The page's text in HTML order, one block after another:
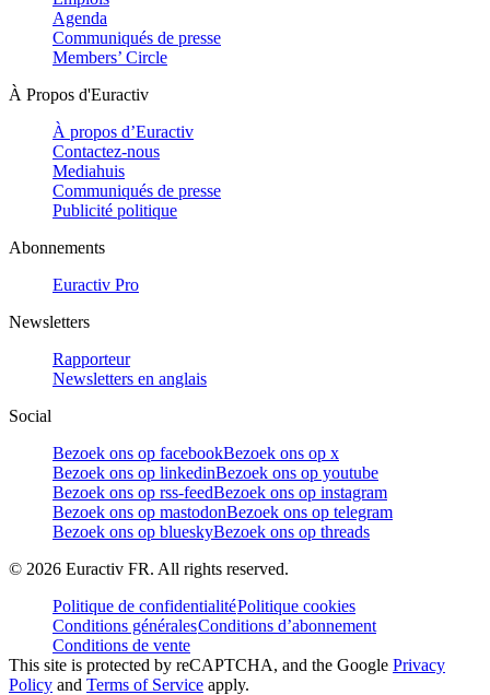
Agenda
Communiqués de presse
Members’ Circle
À Propos d'Euractiv
À propos d’Euractiv
Contactez-nous
Mediahuis
Communiqués de presse
Publicité politique
Abonnements
Euractiv Pro
Newsletters
Rapporteur
Newsletters en anglais
Social
Bezoek ons op facebookBezoek ons op x
Bezoek ons op linkedinBezoek ons op youtube
Bezoek ons op rss-feedBezoek ons op instagram
Bezoek ons op mastodonBezoek ons op telegram
Bezoek ons op blueskyBezoek ons op threads
© 2026 Euractiv FR. All rights reserved.
Politique de confidentialitéPolitique cookies
Conditions généralesConditions d’abonnement
Conditions de vente
This site is protected by reCAPTCHA, and the Google Privacy
Policy and Terms of Service apply.